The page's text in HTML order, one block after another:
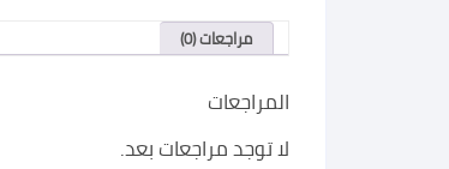
مراجعات (0)
المراجعات
لا توجد مراجعات بعد.